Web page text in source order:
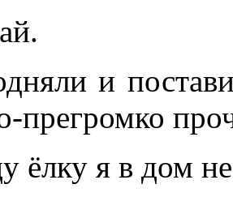
и
прегромко
ёлку я в дом